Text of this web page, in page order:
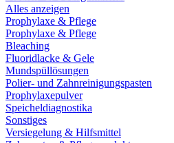
Alles anzeigen
Prophylaxe & Pflege
Prophylaxe & Pflege
Bleaching
Fluoridlacke & Gele
Mundspüllösungen
Polier- und Zahnreinigungspasten
Prophylaxepulver
Speicheldiagnostika
Sonstiges
Versiegelung & Hilfsmittel